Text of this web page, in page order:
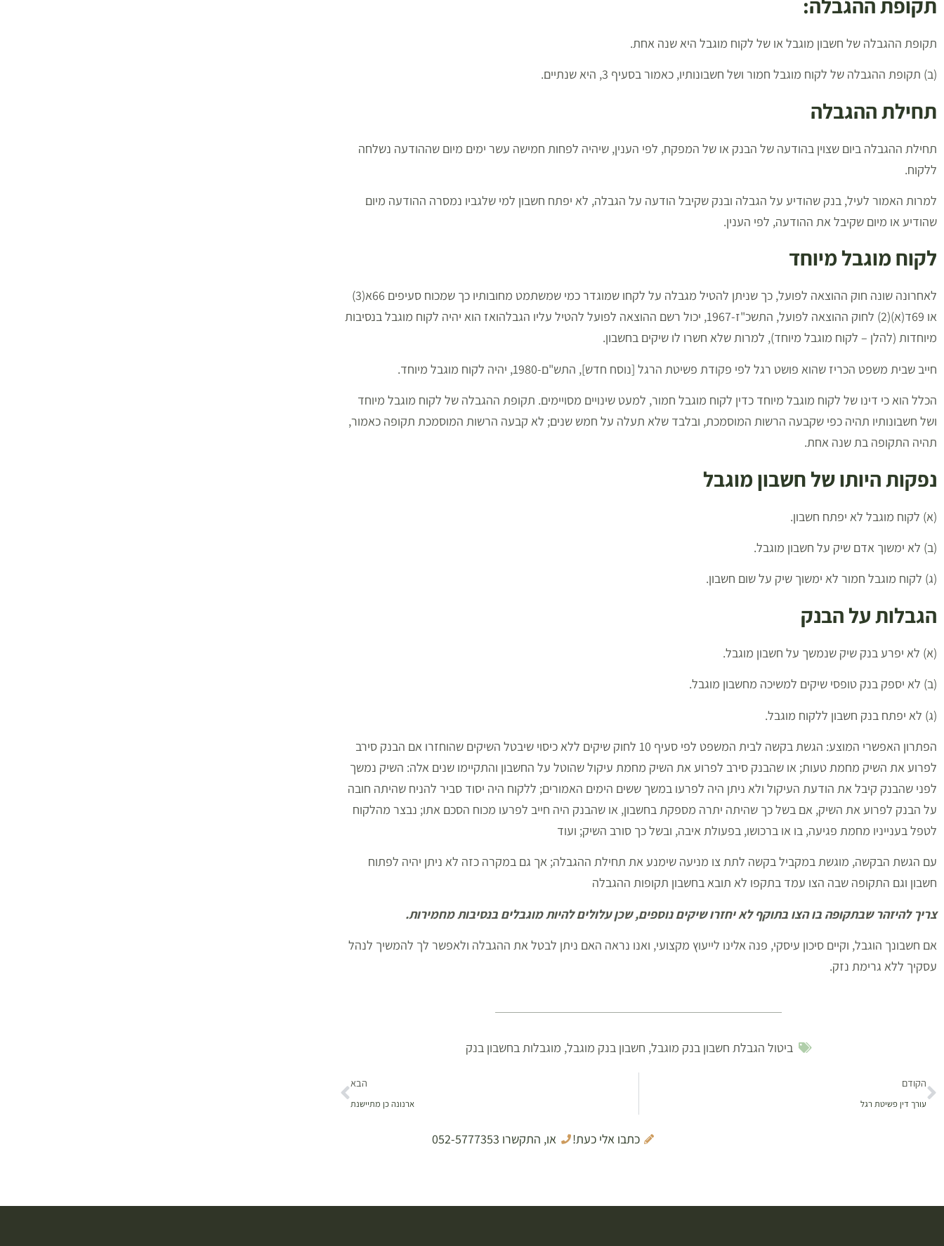
תקופת ההגבלה של חשבון מוגבל או של לקוח מוגבל היא שנה אחת.
(ב) תקופת ההגבלה של לקוח מוגבל חמור ושל חשבונותיו, כאמור בסעיף 3, היא שנתיים.
תחילת ההגבלה
תחילת ההגבלה ביום שצוין בהודעה של הבנק או של המפקח, לפי הענין, שיהיה לפחות חמישה עשר ימים מיום שההודעה נשלחה
ללקוח.
למרות האמור לעיל, בנק שהודיע על הגבלה ובנק שקיבל הודעה על הגבלה, לא יפתח חשבון למי שלגביו נמסרה ההודעה מיום
שהודיע או מיום שקיבל את ההודעה, לפי הענין.
לקוח מוגבל מיוחד
לאחרונה שונה חוק ההוצאה לפועל, כך שניתן להטיל מגבלה על לקחו שמוגדר כמי שמשתמט מחובותיו כך שמכוח סעיפים 66א(3)
או 69ד(א)(2) לחוק ההוצאה לפועל, התשכ"ז-1967, יכול רשם ההוצאה לפועל להטיל עליו הגבלהואז הוא יהיה לקוח מוגבל בנסיבות
מיוחדות (להלן – לקוח מוגבל מיוחד), למרות שלא חשרו לו שיקים בחשבון.
חייב שבית משפט הכריז שהוא פושט רגל לפי פקודת פשיטת הרגל [נוסח חדש], התש"ם-1980, יהיה לקוח מוגבל מיוחד.
הכלל הוא כי דינו של לקוח מוגבל מיוחד כדין לקוח מוגבל חמור, למעט שינויים מסויימים. תקופת ההגבלה של לקוח מוגבל מיוחד
ושל חשבונותיו תהיה כפי שקבעה הרשות המוסמכת, ובלבד שלא תעלה על חמש שנים; לא קבעה הרשות המוסמכת תקופה כאמור,
תהיה התקופה בת שנה אחת.
נפקות היותו של חשבון מוגבל
(א) לקוח מוגבל לא יפתח חשבון.
(ב) לא ימשוך אדם שיק על חשבון מוגבל.
(ג) לקוח מוגבל חמור לא ימשוך שיק על שום חשבון.
הגבלות על הבנק
(א) לא יפרע בנק שיק שנמשך על חשבון מוגבל.
(ב) לא יספק בנק טופסי שיקים למשיכה מחשבון מוגבל.
(ג) לא יפתח בנק חשבון ללקוח מוגבל.
הפתרון האפשרי המוצע: הגשת בקשה לבית המשפט לפי סעיף 10 לחוק שיקים ללא כיסוי שיבטל השיקים שהוחזרו אם הבנק סירב
לפרוע את השיק מחמת טעות; או שהבנק סירב לפרוע את השיק מחמת עיקול שהוטל על החשבון והתקיימו שנים אלה: השיק נמשך
לפני שהבנק קיבל את הודעת העיקול ולא ניתן היה לפרעו במשך ששים הימים האמורים; ללקוח היה יסוד סביר להניח שהיתה חובה
על הבנק לפרוע את השיק, אם בשל כך שהיתה יתרה מספקת בחשבון, או שהבנק היה חייב לפרעו מכוח הסכם אתו; נבצר מהלקוח
לטפל בענייניו מחמת פגיעה, בו או ברכושו, בפעולת איבה, ובשל כך סורב השיק; ועוד
עם הגשת הבקשה, מוגשת במקביל בקשה לתת צו מניעה שימנע את תחילת ההגבלה; אך גם במקרה כזה לא ניתן יהיה לפתוח
חשבון וגם התקופה שבה הצו עמד בתקפו לא תובא בחשבון תקופות ההגבלה
צריך להיזהר שבתקופה בו הצו בתוקף לא יחזרו שיקים נוספים, שכן עלולים להיות מוגבלים בנסיבות מחמירות.
אם חשבונך הוגבל, וקיים סיכון עיסקי, פנה אלינו לייעוץ מקצועי, ואנו נראה האם ניתן לבטל את ההגבלה ולאפשר לך להמשיך לנהל
עסקיך ללא גרימת נזק.
ביטול הגבלת חשבון בנק מוגבל, חשבון בנק מוגבל, מוגבלות בחשבון בנק
הקודם
עורך דין פשיטת רגל
הבא
ארנונה כן מתיישנת
כתבו אלי כעת! או, התקשרו 052-5777353